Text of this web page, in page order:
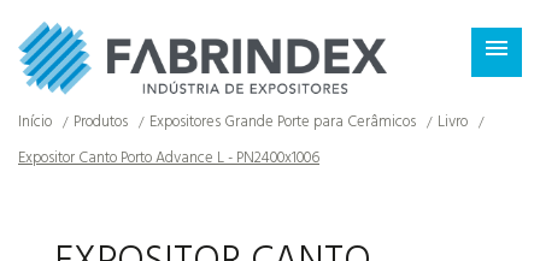

×
Início Produtos Expositores Grande Porte para Cerâmicos
Livro
Expositor Canto Porto Advance L - PN2400x1006